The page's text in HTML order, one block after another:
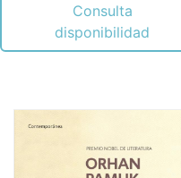
Consulta
disponibilidad